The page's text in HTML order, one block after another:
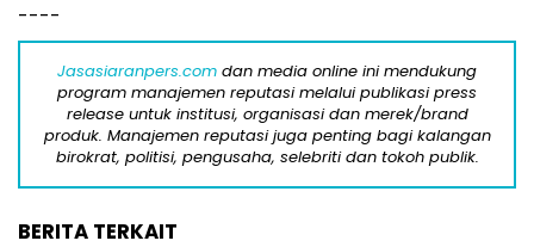
----
Jasasiaranpers.com dan media online ini mendukung
program manajemen reputasi melalui publikasi press
release untuk institusi, organisasi dan merek/brand
produk. Manajemen reputasi juga penting bagi kalangan
birokrat, politisi, pengusaha, selebriti dan tokoh publik.
BERITA TERKAIT